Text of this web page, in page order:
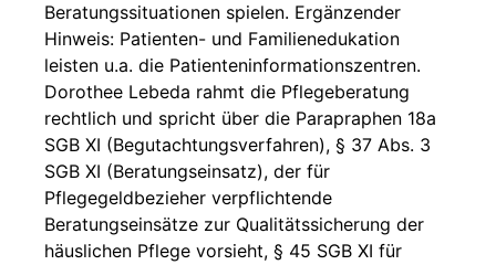
Beratungssituationen spielen. Ergänzender
Hinweis: Patienten- und Familienedukation
leisten u.a. die Patienteninformationszentren.
Dorothee Lebeda rahmt die Pflegeberatung
rechtlich und spricht über die Parapraphen 18a
SGB XI (Begutachtungsverfahren), § 37 Abs. 3
SGB XI (Beratungseinsatz), der für
Pflegegeldbezieher verpflichtende
Beratungseinsätze zur Qualitätssicherung der
häuslichen Pflege vorsieht, § 45 SGB XI für